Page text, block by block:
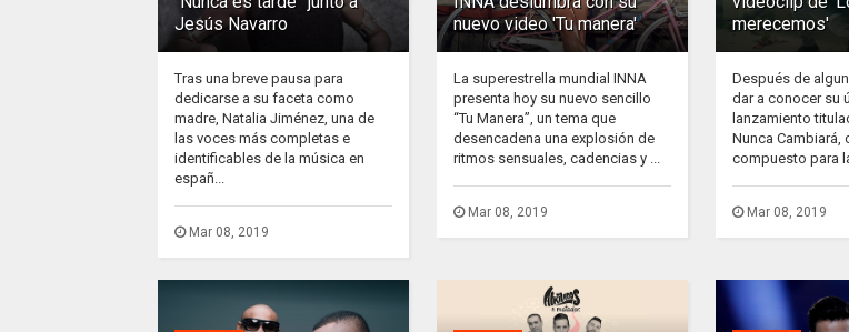
Jesús Navarro
Tras una breve pausa para
dedicarse a su faceta como
madre, Natalia Jiménez, una de
las voces más completas e
identificables de la música en
españ...
Mar 08, 2019
nuevo video 'Tu manera'
La superestrella mundial INNA
presenta hoy su nuevo sencillo
“Tu Manera”, un tema que
desencadena una explosión de
ritmos sensuales, cadencias y ...
Mar 08, 2019
merecemos'
Después de
dar a conocer su
lanzamiento
Nunca Cambiará,
compuesto para
Mar 08, 2019